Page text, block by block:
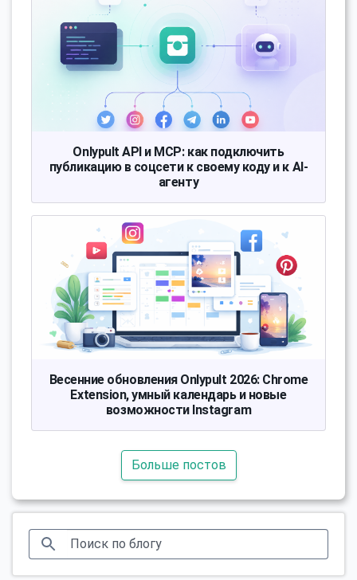
Onlypult API и MCP: как подключить
публикацию в соцсети к своему коду и к AI-
агенту
Весенние обновления Onlypult 2026: Chrome
Extension, умный календарь и новые
возможности Instagram
Больше постов